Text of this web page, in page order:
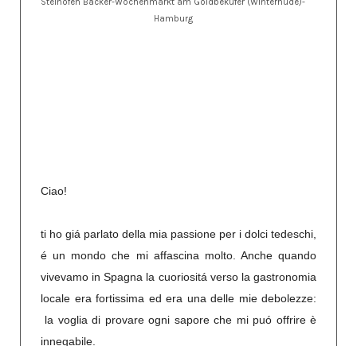
Hamburg
Ciao!
ti ho giá parlato della mia passione per i dolci tedeschi,
é un mondo che mi affascina molto. Anche quando
vivevamo in Spagna la cuoriositá verso la gastronomia
locale era fortissima ed era una delle mie debolezze:
la voglia di provare ogni sapore che mi puó offrire è
innegabile.